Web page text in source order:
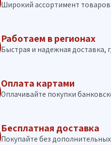
Широкий ассортимент
Работаем в регионах
Быстрая и надежная доставка,
Оплата картами
Оплачивайте покупки
Бесплатная доставка
Покупайте без